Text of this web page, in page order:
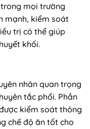
mọi trường
mạnh, kiểm soát
trị có thể giúp
khối.
nhân quan trọng
tắc phổi. Phần
kiểm soát thông
chế độ ăn tốt cho